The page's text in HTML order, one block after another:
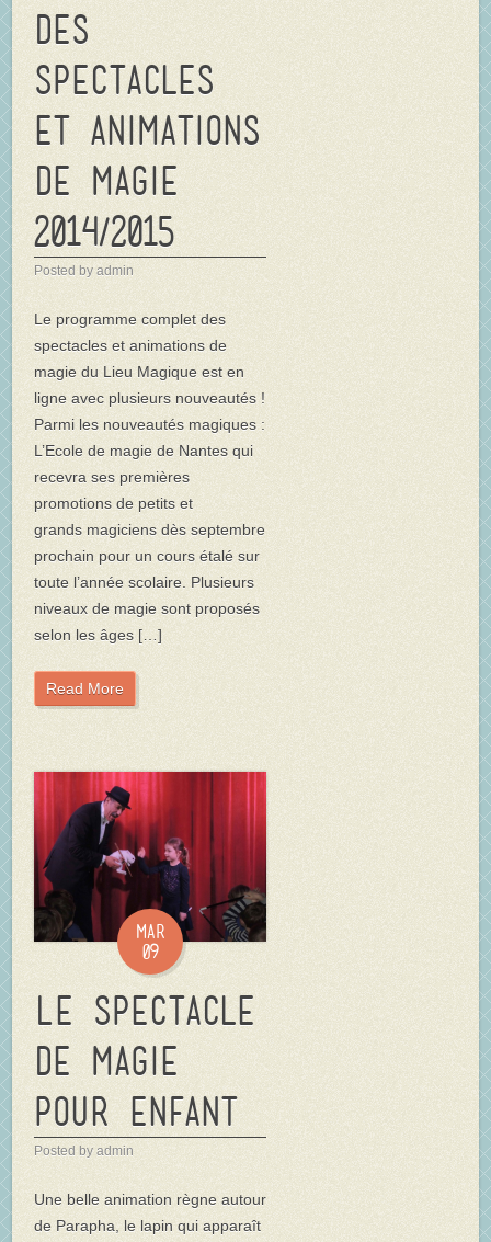
des
spectacles
et animations
de Magie
2014/2015
Posted by admin
Le programme complet des
spectacles et animations de
magie du Lieu Magique est en
ligne avec plusieurs nouveautés !
Parmi les nouveautés magiques :
L’Ecole de magie de Nantes qui
recevra ses premières
promotions de petits et
grands magiciens dès septembre
prochain pour un cours étalé sur
toute l’année scolaire. Plusieurs
niveaux de magie sont proposés
selon les âges […]
Read More
Mar
09
Le spectacle
de magie
pour enfant
Posted by admin
Une belle animation règne autour
de Parapha, le lapin qui apparaît